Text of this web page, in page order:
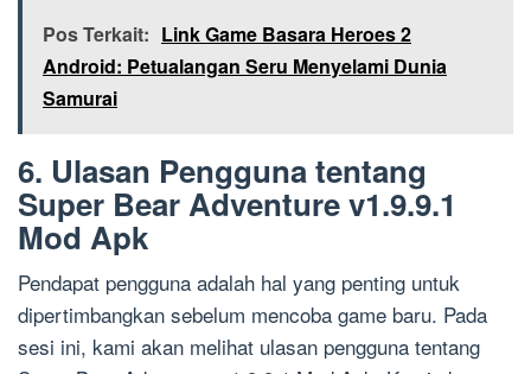
Pos Terkait: Link Game Basara Heroes 2
Android: Petualangan Seru Menyelami Dunia
Samurai
6. Ulasan Pengguna tentang
Super Bear Adventure v1.9.9.1
Mod Apk
Pendapat pengguna adalah hal yang penting untuk
dipertimbangkan sebelum mencoba game baru. Pada
sesi ini, kami akan melihat ulasan pengguna tentang